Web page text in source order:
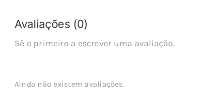
Avaliações (0)
Sê o primeiro a escrever uma avaliação.
Ainda não existem avaliações.